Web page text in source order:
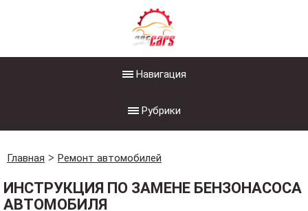
Навигация
Рубрики
Главная Ремонт автомобилей
ИНСТРУКЦИЯ ПО ЗАМЕНЕ БЕНЗОНАСОСА
АВТОМОБИЛЯ